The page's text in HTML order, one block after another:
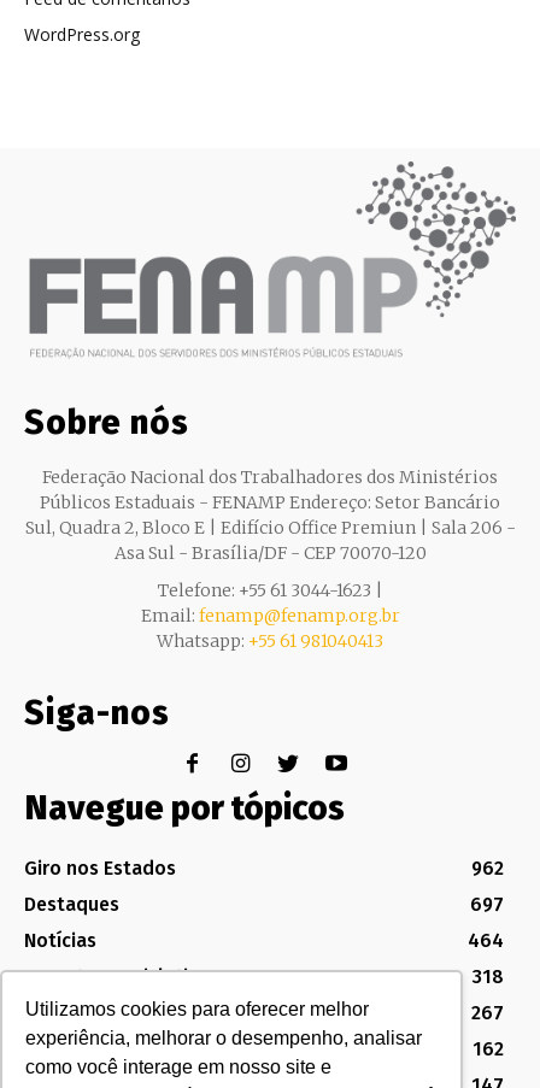
Utilizamos cookies para oferecer melhor
experiência, melhorar o desempenho, analisar
como você interage em nosso site e
WordPress.org
Sobre nós
Federação Nacional dos Trabalhadores dos Ministérios
Públicos Estaduais - FENAMP Endereço: Setor Bancário
Sul, Quadra 2, Bloco E | Edifício Office Premiun | Sala 206 -
Asa Sul - Brasília/DF - CEP 70070-120
Telefone: +55 61 3044-1623 |
Email: fenamp@fenamp.org.br
Whatsapp: +55 61 981040413
Siga-nos
Navegue por tópicos
Giro nos Estados
962
Destaques
697
Notícias
464
Assuntos Legislativos
318
Política Sindical e Institucional
267
Destaques do Legislativo
162